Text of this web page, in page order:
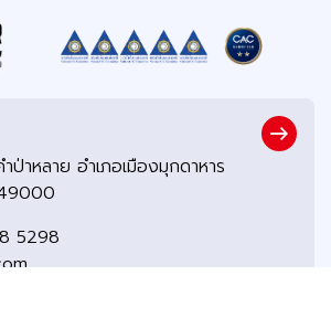
ป่าหลาย อำเภอเมืองมุกดาหาร
5298